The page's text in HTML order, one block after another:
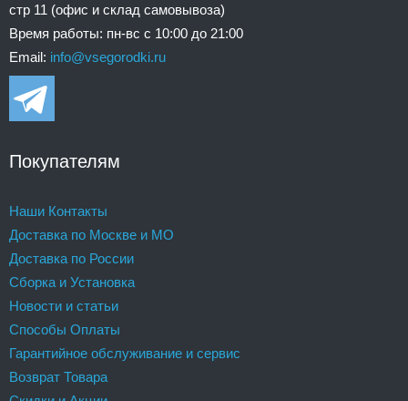
стр 11 (офис и склад самовывоза)
Время работы: пн-вс с 10:00 до 21:00
Email: info@vsegorodki.ru
Покупателям
Наши Контакты
Доставка по Москве и МО
Доставка по России
Сборка и Установка
Новости и статьи
Способы Оплаты
Гарантийное обслуживание и сервис
Возврат Товара